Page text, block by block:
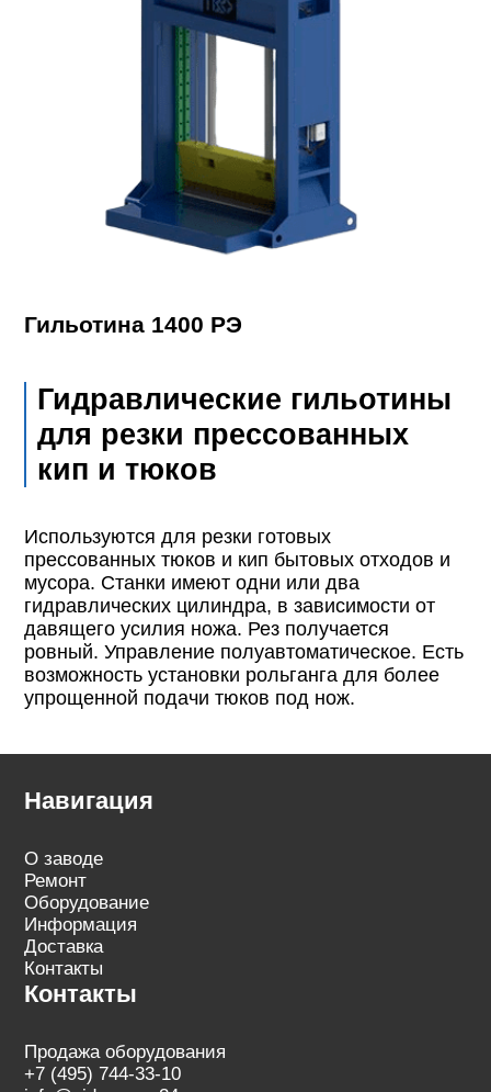
Гильотина 1400 РЭ
Гидравлические гильотины
для резки прессованных
кип и тюков
Используются для резки готовых
прессованных тюков и кип бытовых отходов и
мусора. Станки имеют одни или два
гидравлических цилиндра, в зависимости от
давящего усилия ножа. Рез получается
ровный. Управление полуавтоматическое. Есть
возможность установки рольганга для более
упрощенной подачи тюков под нож.
Навигация
О заводе
Ремонт
Оборудование
Информация
Доставка
Контакты
Контакты
Продажа оборудования
+7 (495) 744-33-10